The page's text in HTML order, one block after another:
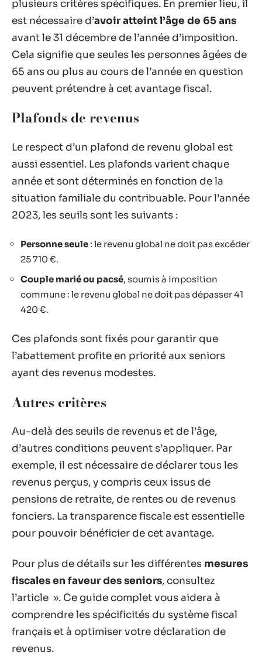
plusieurs critères spécifiques. En premier lieu, il
est nécessaire d’avoir atteint l’âge de 65 ans
avant le 31 décembre de l’année d’imposition.
Cela signifie que seules les personnes âgées de
65 ans ou plus au cours de l’année en question
peuvent prétendre à cet avantage fiscal.
Plafonds de revenus
Le respect d’un plafond de revenu global est
aussi essentiel. Les plafonds varient chaque
année et sont déterminés en fonction de la
situation familiale du contribuable. Pour l’année
2023, les seuils sont les suivants :
Personne seule : le revenu global ne doit pas excéder
25 710 €.
Couple marié ou pacsé, soumis à imposition
commune : le revenu global ne doit pas dépasser 41
420 €.
Ces plafonds sont fixés pour garantir que
l’abattement profite en priorité aux seniors
ayant des revenus modestes.
Autres critères
Au-delà des seuils de revenus et de l’âge,
d’autres conditions peuvent s’appliquer. Par
exemple, il est nécessaire de déclarer tous les
revenus perçus, y compris ceux issus de
pensions de retraite, de rentes ou de revenus
fonciers. La transparence fiscale est essentielle
pour pouvoir bénéficier de cet avantage.
Pour plus de détails sur les différentes mesures
fiscales en faveur des seniors, consultez
l’article ». Ce guide complet vous aidera à
comprendre les spécificités du système fiscal
français et à optimiser votre déclaration de
revenus.